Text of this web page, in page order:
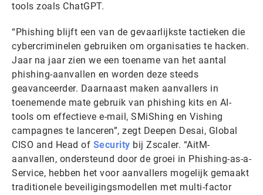
tools zoals ChatGPT.
“Phishing blijft een van de gevaarlijkste tactieken die
cybercriminelen gebruiken om organisaties te hacken.
Jaar na jaar zien we een toename van het aantal
phishing-aanvallen en worden deze steeds
geavanceerder. Daarnaast maken aanvallers in
toenemende mate gebruik van phishing kits en AI-
tools om effectieve e-mail, SMiShing en Vishing
campagnes te lanceren”, zegt Deepen Desai, Global
CISO and Head of Security bij Zscaler. “AitM-
aanvallen, ondersteund door de groei in Phishing-as-a-
Service, hebben het voor aanvallers mogelijk gemaakt
traditionele beveiligingsmodellen met multi-factor